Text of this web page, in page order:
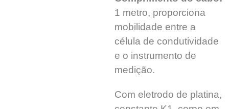
1 metro, proporciona
mobilidade entre a
célula de condutividade
e o instrumento de
medição.
Com eletrodo de platina,